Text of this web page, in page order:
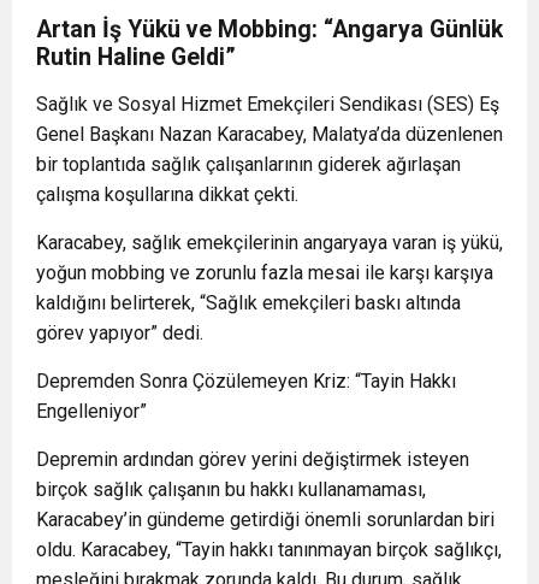
Artan İş Yükü ve Mobbing: “Angarya Günlük
Rutin Haline Geldi”
Sağlık ve Sosyal Hizmet Emekçileri Sendikası (SES) Eş
Genel Başkanı Nazan Karacabey, Malatya’da düzenlenen
bir toplantıda sağlık çalışanlarının giderek ağırlaşan
çalışma koşullarına dikkat çekti.
Karacabey, sağlık emekçilerinin angaryaya varan iş yükü,
yoğun mobbing ve zorunlu fazla mesai ile karşı karşıya
kaldığını belirterek, “Sağlık emekçileri baskı altında
görev yapıyor” dedi.
Depremden Sonra Çözülemeyen Kriz: “Tayin Hakkı
Engelleniyor”
Depremin ardından görev yerini değiştirmek isteyen
birçok sağlık çalışanın bu hakkı kullanamaması,
Karacabey’in gündeme getirdiği önemli sorunlardan biri
oldu. Karacabey, “Tayin hakkı tanınmayan birçok sağlıkçı,